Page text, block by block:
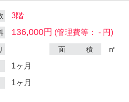
3階
136,000円 (管理費等： - 円)
面 積 ㎡
1ヶ月
1ヶ月